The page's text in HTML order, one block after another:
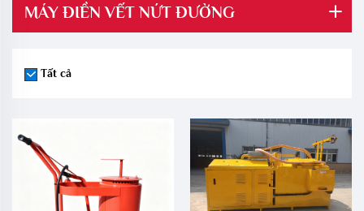
MÁY ĐIỀN VẾT NỨT ĐƯỜNG
Tất cả